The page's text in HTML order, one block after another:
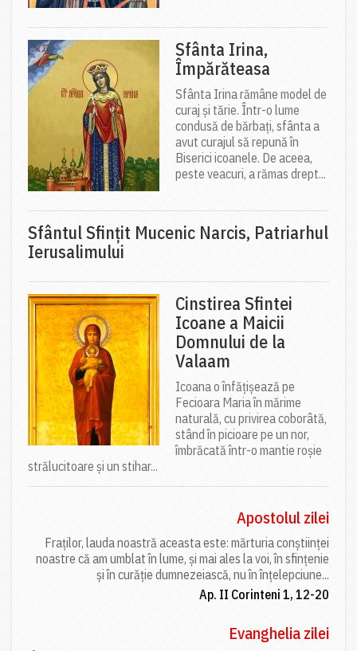
Sfânta Irina,
Împărăteasa
Sfânta Irina rămâne model de
curaj și tărie. Într-o lume
condusă de bărbați, sfânta a
avut curajul să repună în
Biserici icoanele. De aceea,
peste veacuri, a rămas drept...
Sfântul Sfinţit Mucenic Narcis, Patriarhul
Ierusalimului
Cinstirea Sfintei
Icoane a Maicii
Domnului de la
Valaam
Icoana o înfățișează pe
Fecioara Maria în mărime
naturală, cu privirea coborâtă,
stând în picioare pe un nor,
îmbrăcată într-o mantie roșie
strălucitoare și un stihar...
Apostolul zilei
Fraților, lauda noastră aceasta este: mărturia conștiinței
noastre că am umblat în lume, și mai ales la voi, în sfințenie
și în curăție dumnezeiască, nu în înțelepciune...
Ap. II Corinteni 1, 12-20
Evanghelia zilei